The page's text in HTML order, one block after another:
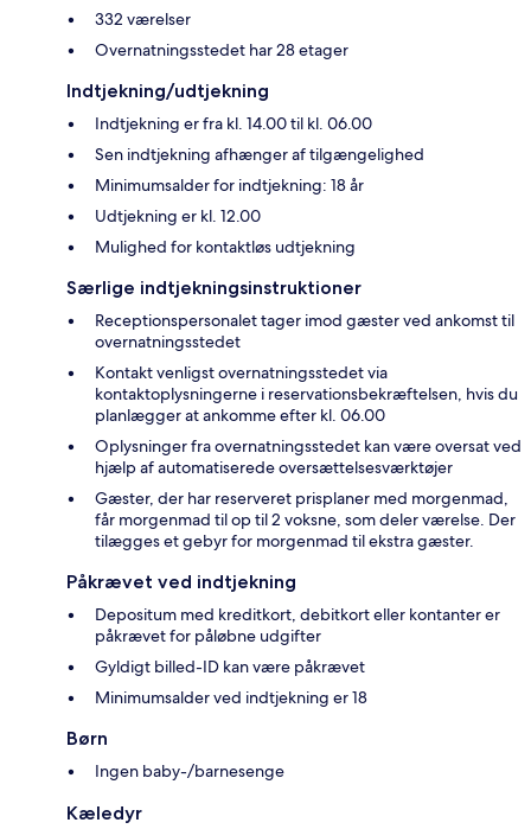
332 værelser
Overnatningsstedet har 28 etager
Indtjekning/udtjekning
Indtjekning er fra kl. 14.00 til kl. 06.00
Sen indtjekning afhænger af tilgængelighed
Minimumsalder for indtjekning: 18 år
Udtjekning er kl. 12.00
Mulighed for kontaktløs udtjekning
Særlige indtjekningsinstruktioner
Receptionspersonalet tager imod gæster ved ankomst til
overnatningsstedet
Kontakt venligst overnatningsstedet via
kontaktoplysningerne i reservationsbekræftelsen, hvis du
planlægger at ankomme efter kl. 06.00
Oplysninger fra overnatningsstedet kan være oversat ved
hjælp af automatiserede oversættelsesværktøjer
Gæster, der har reserveret prisplaner med morgenmad,
får morgenmad til op til 2 voksne, som deler værelse. Der
tilægges et gebyr for morgenmad til ekstra gæster.
Påkrævet ved indtjekning
Depositum med kreditkort, debitkort eller kontanter er
påkrævet for påløbne udgifter
Gyldigt billed-ID kan være påkrævet
Minimumsalder ved indtjekning er 18
Børn
Ingen baby-/barnesenge
Kæledyr